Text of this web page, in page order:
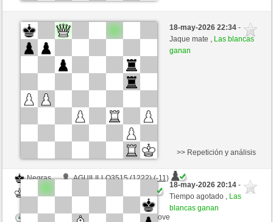
Negras
Pecchio (1120) (-7)
Blancas
mario39 (1351) (+7)
Tiempo: 15 minutes/side + 0 seconds/move
18-may-2026 22:34-
Jaque mate , Las blancas
ganan
Negras
AGUILILLO3515 (1222) (-11)
Blancas
Tiempo: 15 minutes/side + 0 seconds/move
>> Repetición y análisis
18-may-2026 20:14-
Tiempo agotado , Las
blancas ganan